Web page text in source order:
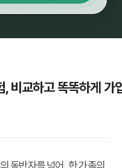
비교하고 똑똑하게 가
동반자를 넘어, 한 가족의